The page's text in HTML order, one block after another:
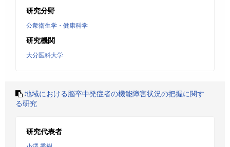
研究分野
公衆衛生学・健康科学
研究機関
大分医科大学
地域における脳卒中発症者の機能障害状況の把握に関す
る研究
研究代表者